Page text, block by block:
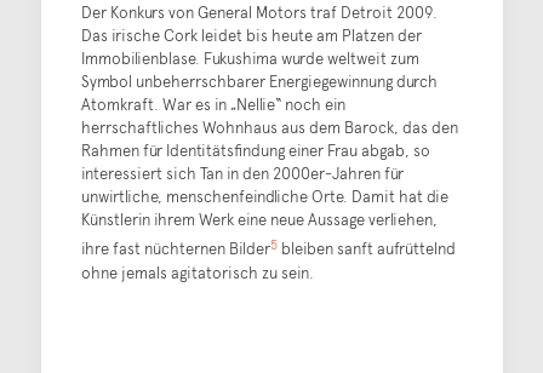
Der Konkurs von General Motors traf Detroit 2009.
Das irische Cork leidet bis heute am Platzen der
Immobilienblase. Fukushima wurde weltweit zum
Symbol unbeherrschbarer Energiegewinnung durch
Atomkraft. War es in „Nellie“ noch ein
herrschaftliches Wohnhaus aus dem Barock, das den
Rahmen für Identitätsfindung einer Frau abgab, so
interessiert sich Tan in den 2000er-Jahren für
unwirtliche, menschenfeindliche Orte. Damit hat die
Künstlerin ihrem Werk eine neue Aussage verliehen,
ihre fast nüchternen Bilder5bleiben sanft aufrüttelnd
ohne jemals agitatorisch zu sein.